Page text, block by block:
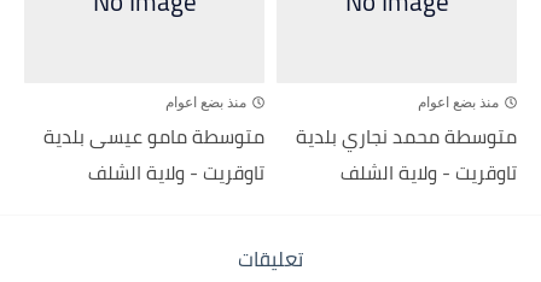
منذ بضع اعوام
متوسطة محمد نجاري بلدية
تاوقريت - ولاية الشلف
منذ بضع اعوام
متوسطة مامو عيسى بلدية
تاوقريت - ولاية الشلف
تعليقات